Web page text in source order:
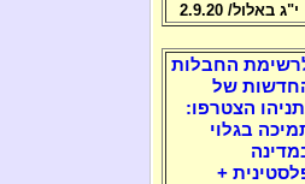
י"ג באלול/ 2.9.20
החבלות
של
הצטרפו:
בגלוי
+